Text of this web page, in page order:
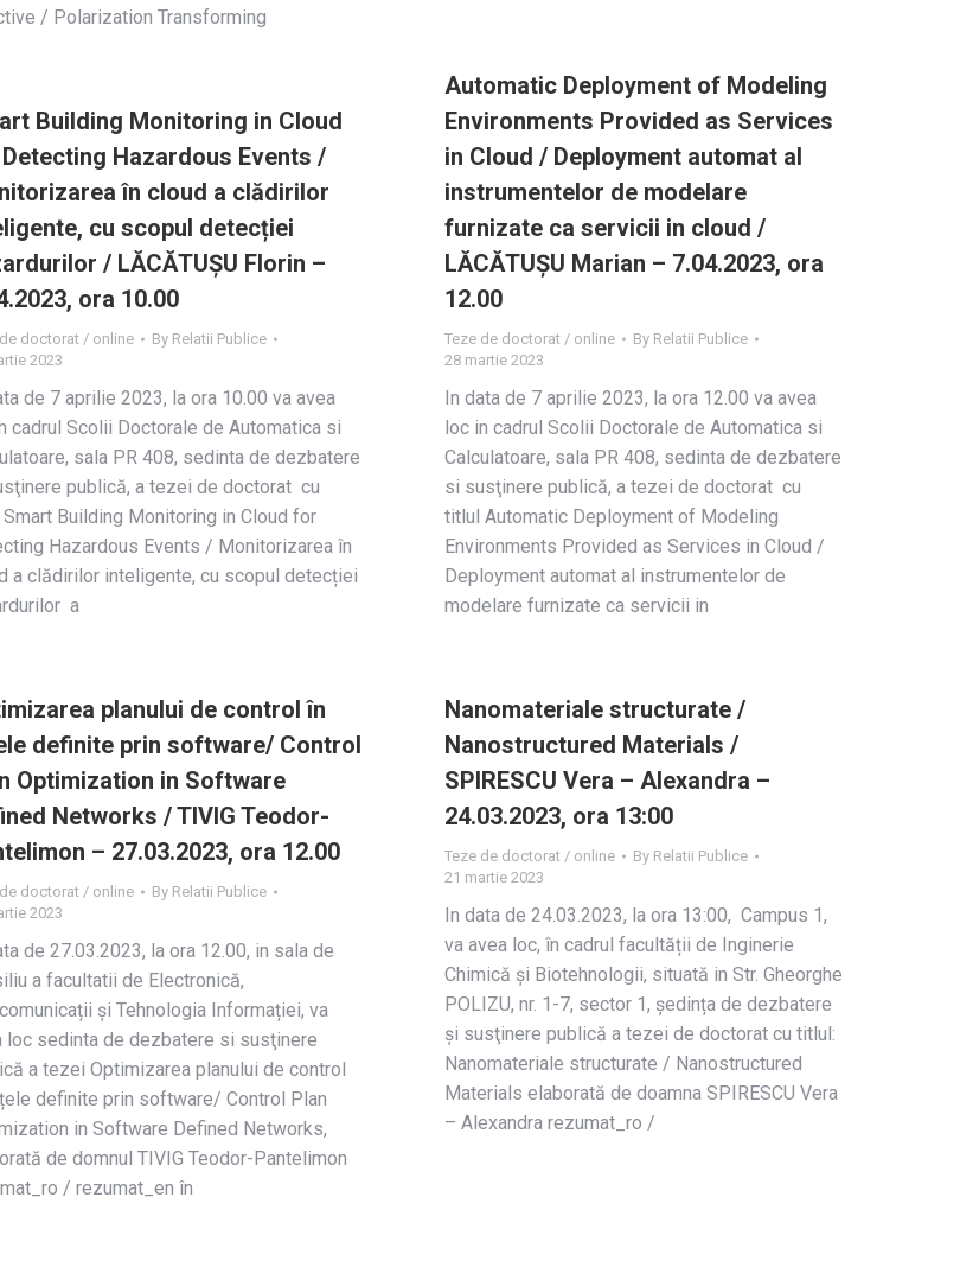
/ Polarization Transforming
Automatic Deployment of Modeling
Environments Provided as Services
in Cloud / Deployment automat al
instrumentelor de modelare
furnizate ca servicii in cloud /
LĂCĂTUȘU Marian – 7.04.2023, ora
12.00
Teze de doctorat / online By Relatii Publice
28 martie 2023
In data de 7 aprilie 2023, la ora 12.00 va avea
loc in cadrul Scolii Doctorale de Automatica si
Calculatoare, sala PR 408, sedinta de dezbatere
si susţinere publică, a tezei de doctorat cu
titlul Automatic Deployment of Modeling
Environments Provided as Services in Cloud /
Deployment automat al instrumentelor de
modelare furnizate ca servicii in
Building Monitoring in Cloud
Hazardous Events /
în cloud a clădirilor
cu scopul detecției
/ LĂCĂTUȘU Florin –
ora 10.00
doctorat / online By Relatii Publice
2023
de 7 aprilie 2023, la ora 10.00 va avea
cadrul Scolii Doctorale de Automatica si
sala PR 408, sedinta de dezbatere
publică, a tezei de doctorat cu
Building Monitoring in Cloud for
Hazardous Events / Monitorizarea în
a clădirilor inteligente, cu scopul detecției
a
planului de control în
definite prin software/ Control
Optimization in Software
Networks / TIVIG Teodor-
– 27.03.2023, ora 12.00
doctorat / online By Relatii Publice
2023
de 27.03.2023, la ora 12.00, in sala de
a facultatii de Electronică,
și Tehnologia Informației, va
loc sedinta de dezbatere si susţinere
a tezei Optimizarea planului de control
definite prin software/ Control Plan
in Software Defined Networks,
de domnul TIVIG Teodor-Pantelimon
/ rezumat_en în
Nanomateriale structurate /
Nanostructured Materials /
SPIRESCU Vera – Alexandra –
24.03.2023, ora 13:00
Teze de doctorat / online By Relatii Publice
21 martie 2023
In data de 24.03.2023, la ora 13:00, Campus 1,
va avea loc, în cadrul facultății de Inginerie
Chimică și Biotehnologii, situată in Str. Gheorghe
POLIZU, nr. 1-7, sector 1, ședința de dezbatere
și susţinere publică a tezei de doctorat cu titlul:
Nanomateriale structurate / Nanostructured
Materials elaborată de doamna SPIRESCU Vera
– Alexandra rezumat_ro /